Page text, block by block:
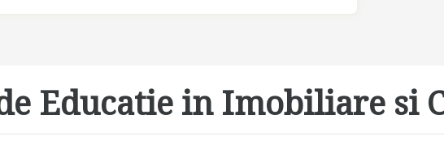
Educatie in Imobiliare si